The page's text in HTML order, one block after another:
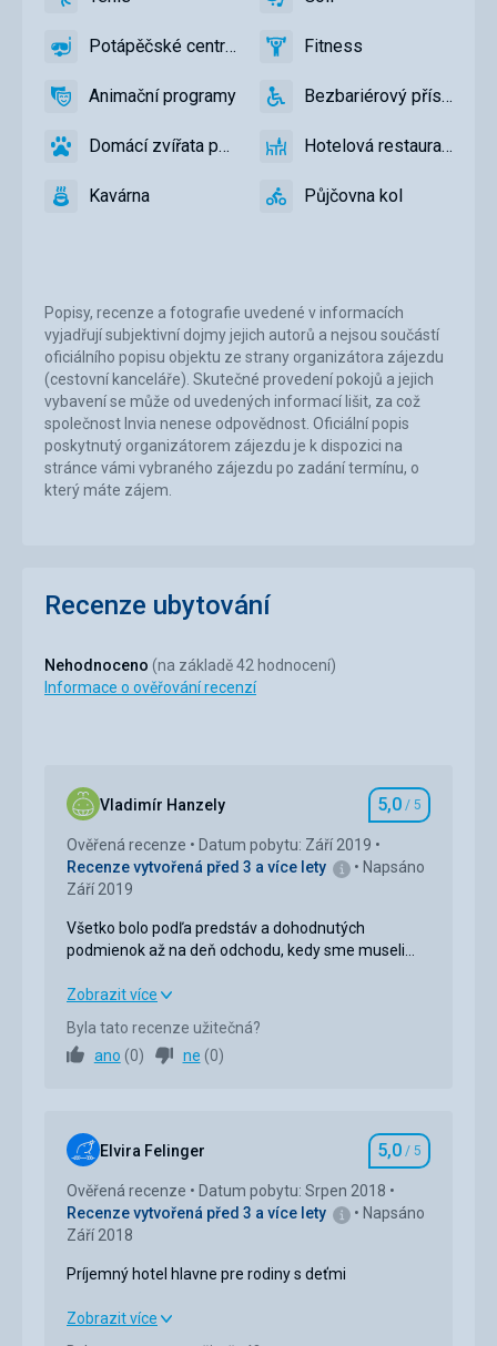
Popisy, recenze a fotografie uvedené v informacích
vyjadřují subjektivní dojmy jejich autorů a nejsou součástí
oficiálního popisu objektu ze strany organizátora zájezdu
(cestovní kanceláře). Skutečné provedení pokojů a jejich
vybavení se může od uvedených informací lišit, za což
společnost Invia nenese odpovědnost. Oficiální popis
poskytnutý organizátorem zájezdu je k dispozici na
stránce vámi vybraného zájezdu po zadání termínu, o
který máte zájem.
Dětský
Tenis,
ano Golf
ano
Potápěčské
Potápěčské centrum
ano FitnessFitness
ano
Animační
Animační programy
ano
Bezbariérový
Bezbariérový přístup
ano
Domácí
povolena
Domácí zvířata povolena
ano
HotelováHotelová restaurace
ano
KavárnaKavárna
ano
PůjčovnaPůjčovna kol
ano
Recenze ubytování
Nehodnoceno (na základě 42 hodnocení)
Informace o ověřování recenzí
Vladimír Hanzely Hodnocení
5,0 / 5
Ověřená recenze
Datum pobytu: Září 2019
Recenze vytvořená před 3 a více lety
Napsáno
Září 2019
Všetko bolo podľa predstáv a dohodnutých
podmienok až na deň odchodu, kedy sme museli
hodiny, sme nemali dohodnutý
allinclusive...cestovná kancelária HydroTour mylne
uvádza sedem nocí a osem dní...týmto bol celkový
skvelý dojem zo zájazdu pokazený...
Všetko bolo podľa predstáv a dohodnutých
podmienok až na deň odchodu, kedy sme museli
opustiť izby do dvanástej a potom, do devätnástej
hodiny, sme nemali dohodnutý
Strava 5,0/ 5
Ubytování 5,0/ 5
Zobrazit více
Byla tato recenze užitečná?
ano (0) ne (0)
Elvira Felinger Hodnocení
5,0 / 5
Ověřená recenze
Datum pobytu: Srpen 2018
Recenze vytvořená před 3 a více lety
Napsáno
Září 2018
Príjemný hotel hlavne pre rodiny s deťmi
Príjemný hotel hlavne pre rodiny s deťmi
Zobrazit více